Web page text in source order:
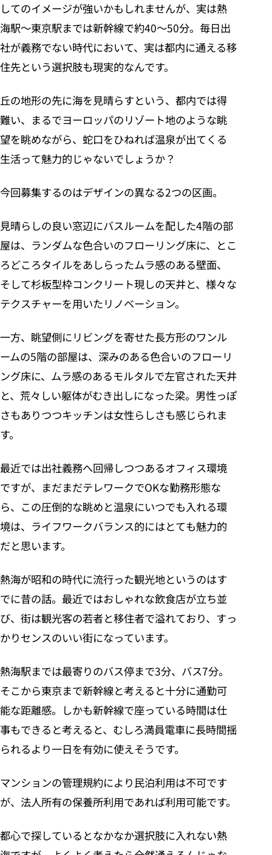
してのイメージが強いかもしれませんが、実は熱
海駅〜東京駅までは新幹線で約40〜50分。毎日出
社が義務でない時代において、実は都内に通える移
住先という選択肢も現実的なんです。
丘の地形の先に海を見晴らすという、都内では得
難い、まるでヨーロッパのリゾート地のような眺
望を眺めながら、蛇口をひねれば温泉が出てくる
生活って魅力的じゃないでしょうか？
今回募集するのはデザインの異なる2つの区画。
見晴らしの良い窓辺にバスルームを配した4階の部
屋は、ランダムな色合いのフローリング床に、とこ
ろどころタイルをあしらったムラ感のある壁面、
そして杉板型枠コンクリート現しの天井と、様々な
テクスチャーを用いたリノベーション。
一方、眺望側にリビングを寄せた長方形のワンル
ームの5階の部屋は、深みのある色合いのフローリ
ング床に、ムラ感のあるモルタルで左官された天井
と、荒々しい躯体がむき出しになった梁。男性っぽ
さもありつつキッチンは女性らしさも感じられま
す。
最近では出社義務へ回帰しつつあるオフィス環境
ですが、まだまだテレワークでOKな勤務形態な
ら、この圧倒的な眺めと温泉にいつでも入れる環
境は、ライフワークバランス的にはとても魅力的
だと思います。
熱海が昭和の時代に流行った観光地というのはす
でに昔の話。最近ではおしゃれな飲食店が立ち並
び、街は観光客の若者と移住者で溢れており、すっ
かりセンスのいい街になっています。
熱海駅までは最寄りのバス停まで3分、バス7分。
そこから東京まで新幹線と考えると十分に通勤可
能な距離感。しかも新幹線で座っている時間は仕
事もできると考えると、むしろ満員電車に長時間揺
られるより一日を有効に使えそうです。
マンションの管理規約により民泊利用は不可です
が、法人所有の保養所利用であれば利用可能です。
都心で探しているとなかなか選択肢に入れない熱